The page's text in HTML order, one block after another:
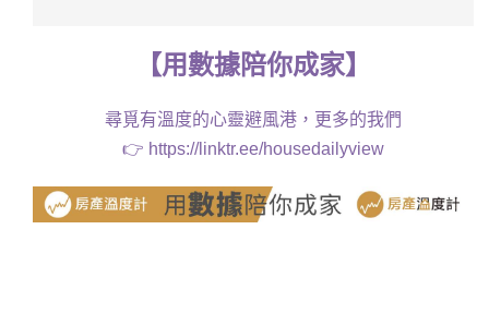
【用數據陪你成家】
尋覓有溫度的心靈避風港，更多的我們
👉 https://linktr.ee/housedailyview